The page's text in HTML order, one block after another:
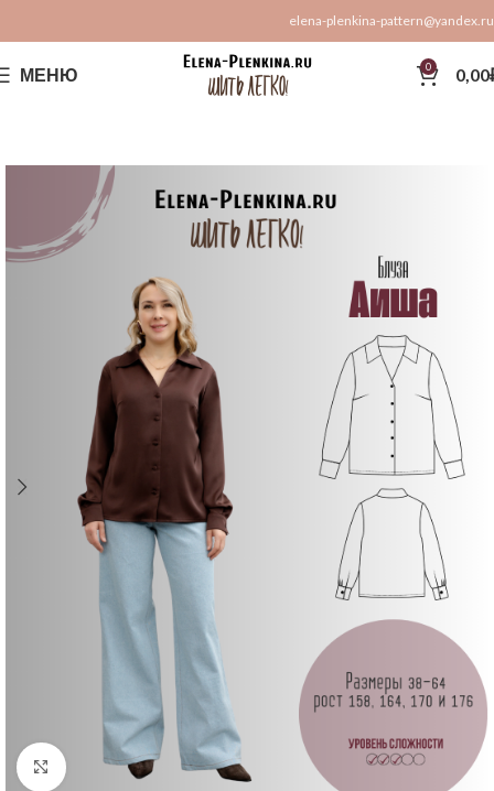
elena-plenkina-pattern@yandex.ru
МЕНЮ 0 0,00
Увеличить